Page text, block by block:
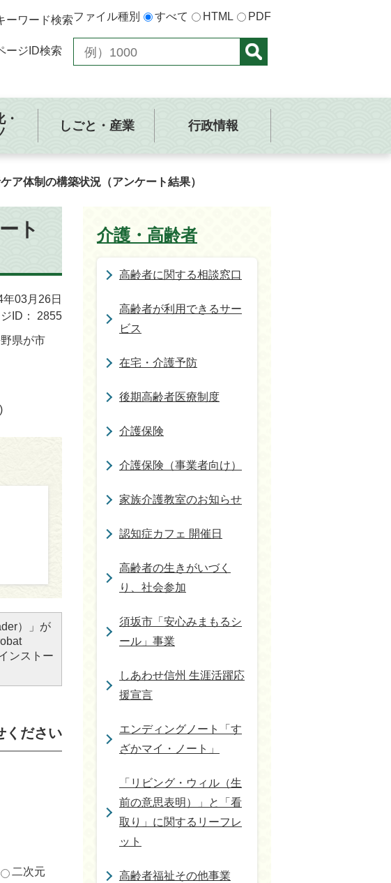
ーワード検索ファイル種別 すべて HTML PDF
ージID検索
しごと・産業 行政情報
ア体制の構築状況（アンケート結果）
ト
03月26日
ID：
2855
県が市
）」が
ンストー
ください
二次元
介護・高齢者
高齢者に関する相談窓口
高齢者が利用できるサー
ビス
在宅・介護予防
後期高齢者医療制度
介護保険
介護保険（事業者向け）
家族介護教室のお知らせ
認知症カフェ 開催日
高齢者の生きがいづく
り、社会参加
須坂市「安心みまもるシ
ール」事業
しあわせ信州 生涯活躍応
援宣言
エンディングノート「す
ざかマイ・ノート」
「リビング・ウィル（生
前の意思表明）」と「看
取り」に関するリーフレ
ット
高齢者福祉その他事業